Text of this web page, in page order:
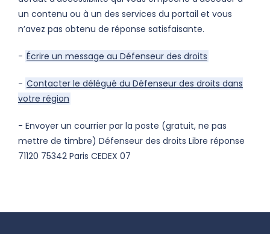
un contenu ou à un des services du portail et vous
n’avez pas obtenu de réponse satisfaisante.
- Écrire un message au Défenseur des droits
- Contacter le délégué du Défenseur des droits dans
votre région
- Envoyer un courrier par la poste (gratuit, ne pas
mettre de timbre) Défenseur des droits Libre réponse
71120 75342 Paris CEDEX 07